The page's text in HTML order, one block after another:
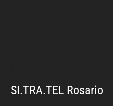
SI.TRA.TEL Rosario